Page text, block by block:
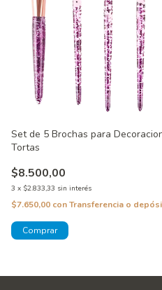
Set de 5 Brochas para
Tortas
$8.500,00
3 x $2.833,33 sin interés
$7.650,00 conTransferencia o